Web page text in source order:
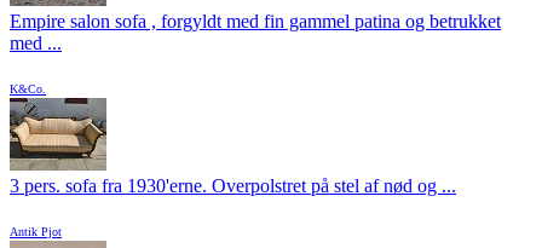
Empire salon sofa , forgyldt med fin gammel patina og betrukket
med ...
K&Co.
3 pers. sofa fra 1930'erne. Overpolstret på stel af nød og ...
Antik Pjot